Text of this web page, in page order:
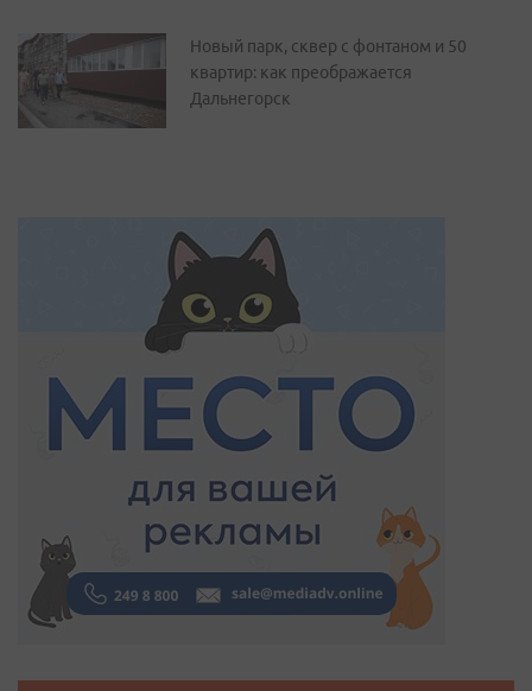
Новый парк, сквер с фонтаном и 50
квартир: как преображается
Дальнегорск